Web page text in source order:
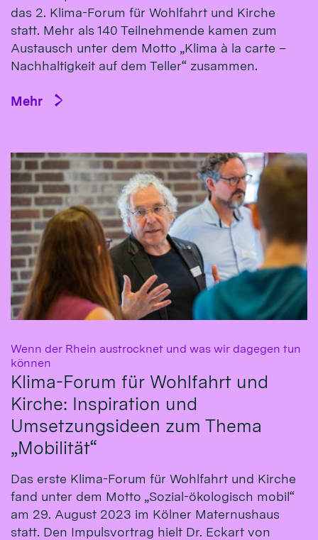
das 2. Klima-Forum für Wohlfahrt und Kirche
statt. Mehr als 140 Teilnehmende kamen zum
Austausch unter dem Motto „Klima à la carte –
Nachhaltigkeit auf dem Teller“ zusammen.
Mehr
Wenn der Rhein austrocknet und was wir dagegen tun
können
Klima-Forum für Wohlfahrt und
Kirche: Inspiration und
Umsetzungsideen zum Thema
„Mobilität“
Das erste Klima-Fo­rum für Wohl­fahrt und Kirche
fand un­ter dem Mot­to „So­zial-öko­logisch mo­bil“
am 29. Au­gust 2023 im Köl­ner Ma­ternus­haus
statt. Den Impulsvortrag hielt Dr. Eckart von